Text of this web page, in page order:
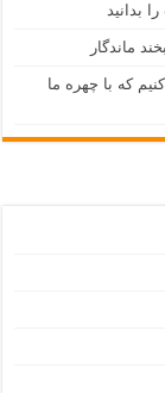
بدانید
ماندگار
که با چهره ما